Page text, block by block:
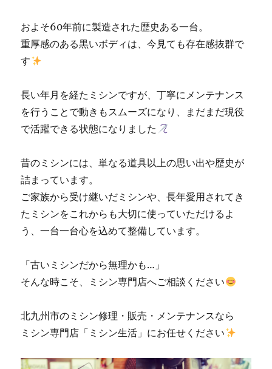
販
売
「ミ
シ
ン
生
に
およそ60年前に製造された歴史ある一台。
重厚感のある黒いボディは、今見ても存在感抜群で
す
長い年月を経たミシンですが、丁寧にメンテナンス
を行うことで動きもスムーズになり、まだまだ現役
で活躍できる状態になりました
昔のミシンには、単なる道具以上の思い出や歴史が
詰まっています。
ご家族から受け継いだミシンや、長年愛用されてき
たミシンをこれからも大切に使っていただけるよ
う、一台一台心を込めて整備しています。
「古いミシンだから無理かも…」
そんな時こそ、ミシン専門店へご相談ください
北九州市のミシン修理・販売・メンテナンスなら
ミシン専門店「ミシン生活」にお任せください